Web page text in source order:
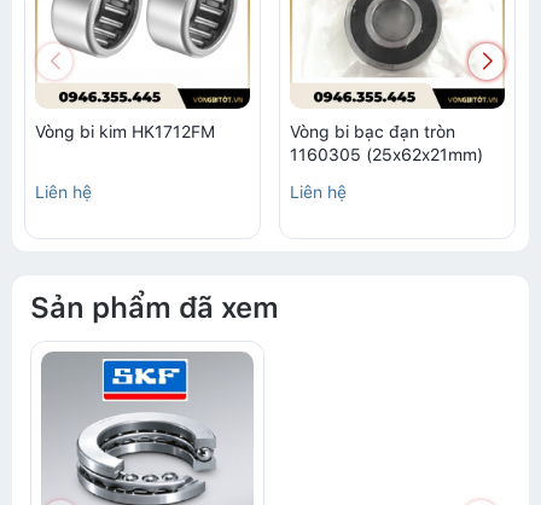
Vòng bi kim HK1712FM
Liên hệ
Vòng bi bạc đạn tròn
1160305 (25x62x21mm)
Liên hệ
Sản phẩm đã xem